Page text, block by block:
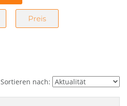
Preis
Sortieren nach: